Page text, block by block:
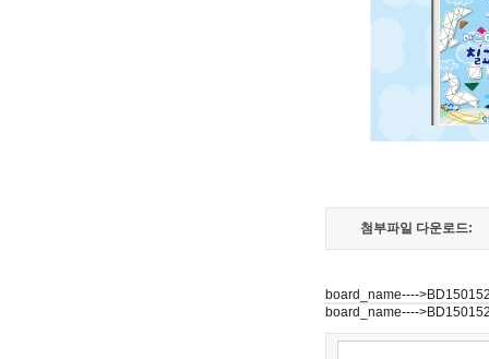
첨부파일 다운로드:
board_name----
board_name----